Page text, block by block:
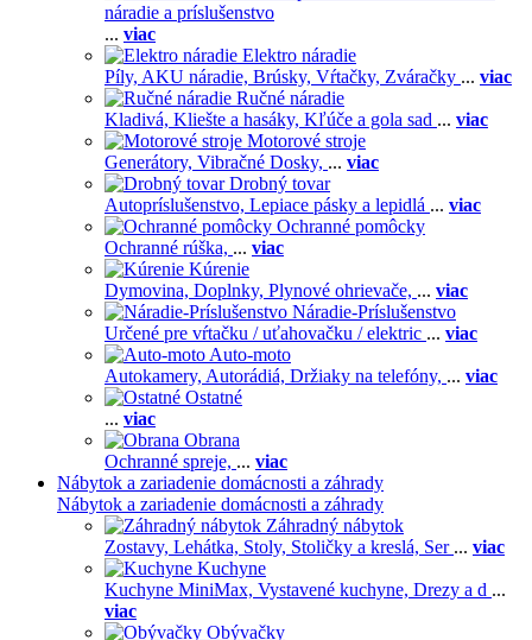
náradie a príslušenstvo
... viac
Elektro náradie
Píly, AKU náradie, Brúsky, Vŕtačky, Zváračky ... viac
Ručné náradie
Kladivá, Kliešte a hasáky, Kľúče a gola sad ... viac
Motorové stroje
Generátory, Vibračné Dosky, ... viac
Drobný tovar
Autopríslušenstvo, Lepiace pásky a lepidlá ... viac
Ochranné pomôcky
Ochranné rúška, ... viac
Kúrenie
Dymovina, Doplnky, Plynové ohrievače, ... viac
Náradie-Príslušenstvo
Určené pre vŕtačku / uťahovačku / elektric ... viac
Auto-moto
Autokamery, Autorádiá, Držiaky na telefóny, ... viac
Ostatné
... viac
Obrana
Ochranné spreje, ... viac
Nábytok a zariadenie domácnosti a záhrady
Nábytok a zariadenie domácnosti a záhrady
Záhradný nábytok
Zostavy, Lehátka, Stoly, Stoličky a kreslá, Ser ... viac
Kuchyne
Kuchyne MiniMax, Vystavené kuchyne, Drezy a d ...
viac
Obývačky